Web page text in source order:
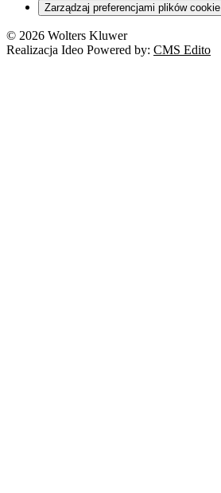
Zarządzaj preferencjami plików cookie
© 2026 Wolters Kluwer
Realizacja Ideo Powered by: CMS Edito